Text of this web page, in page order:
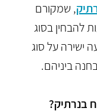
, שמקורם
להבחין בסוג
ישירה על סוג
ביניהם.
בנרתיק?